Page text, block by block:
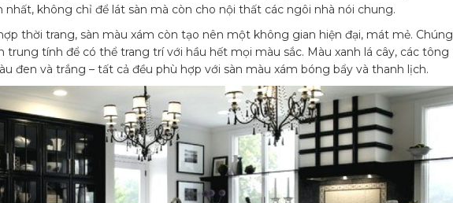
nhất, không chỉ để lát sàn mà còn cho nội thất các ngôi nhà nói chung.
thời trang, sàn màu xám còn tạo nên một không gian hiện đại, mát mẻ. Chúng
tính để có thể trang trí với hầu hết mọi màu sắc. Màu xanh lá cây, các tông
đen và trắng – tất cả đều phù hợp với sàn màu xám bóng bẩy và thanh lịch.